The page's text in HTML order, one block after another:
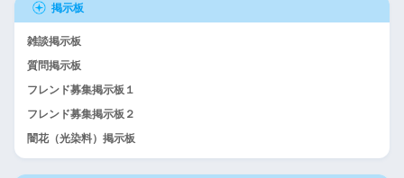
掲示板
雑談掲示板
質問掲示板
フレンド募集掲示板１
フレンド募集掲示板２
闇花（光染料）掲示板